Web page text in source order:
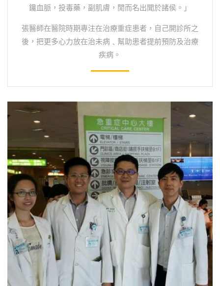
鑱血脈，投毒藥，副肌膚，閒而名出聞於諸侯。」
張醫師在醫院時期專注在治療重症患者，自己開診所之
後，把更多心力放在治未病﹑幫助患者提前預防及治療
疾病。